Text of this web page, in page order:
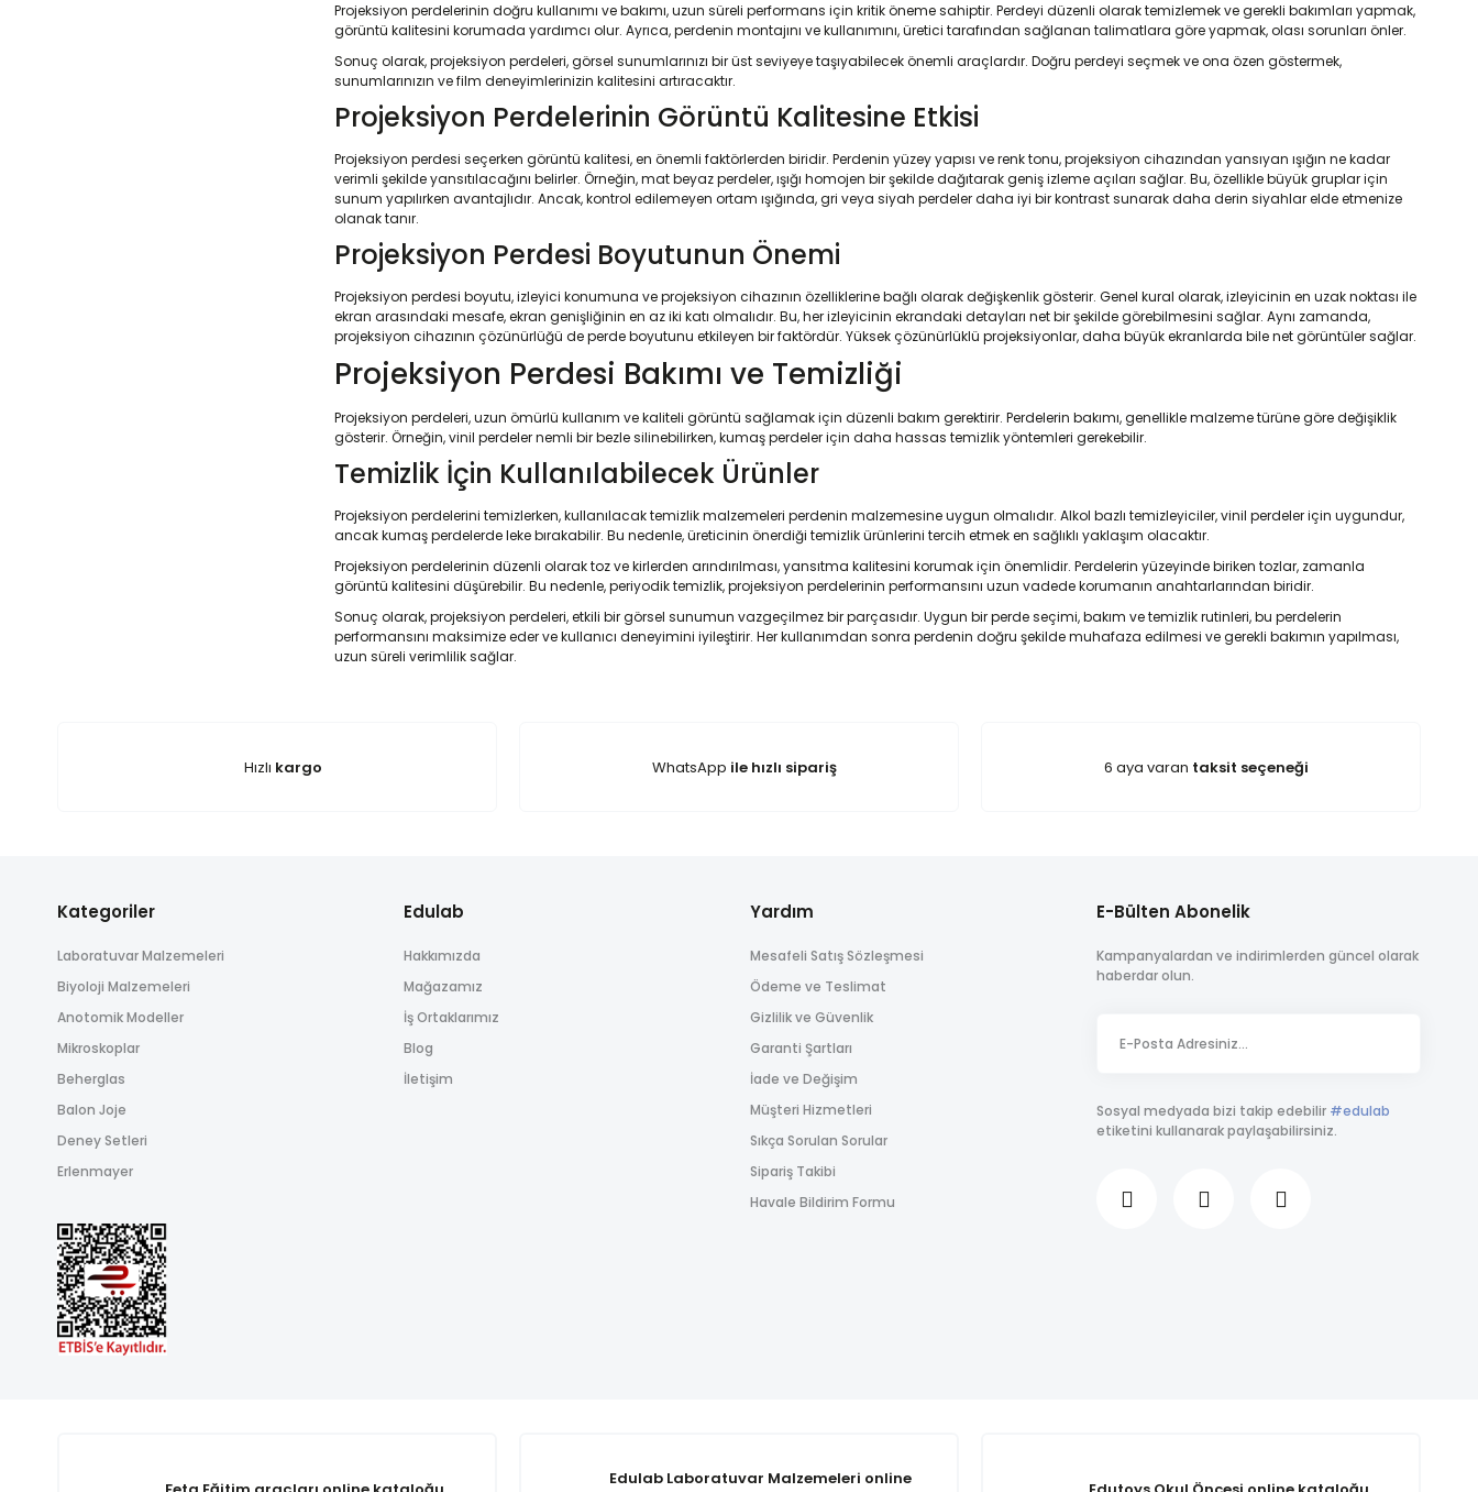
Projeksiyon perdelerinin doğru kullanımı ve bakımı, uzun süreli performans için kritik öneme sahiptir. Perdeyi düzenli olarak temizlemek ve gerekli bakımları yapmak,
görüntü kalitesini korumada yardımcı olur. Ayrıca, perdenin montajını ve kullanımını, üretici tarafından sağlanan talimatlara göre yapmak, olası sorunları önler.
Sonuç olarak, projeksiyon perdeleri, görsel sunumlarınızı bir üst seviyeye taşıyabilecek önemli araçlardır. Doğru perdeyi seçmek ve ona özen göstermek,
sunumlarınızın ve film deneyimlerinizin kalitesini artıracaktır.
Projeksiyon Perdelerinin Görüntü Kalitesine Etkisi
Projeksiyon perdesi seçerken görüntü kalitesi, en önemli faktörlerden biridir. Perdenin yüzey yapısı ve renk tonu, projeksiyon cihazından yansıyan ışığın ne kadar
verimli şekilde yansıtılacağını belirler. Örneğin, mat beyaz perdeler, ışığı homojen bir şekilde dağıtarak geniş izleme açıları sağlar. Bu, özellikle büyük gruplar için
sunum yapılırken avantajlıdır. Ancak, kontrol edilemeyen ortam ışığında, gri veya siyah perdeler daha iyi bir kontrast sunarak daha derin siyahlar elde etmenize
olanak tanır.
Projeksiyon Perdesi Boyutunun Önemi
Projeksiyon perdesi boyutu, izleyici konumuna ve projeksiyon cihazının özelliklerine bağlı olarak değişkenlik gösterir. Genel kural olarak, izleyicinin en uzak noktası ile
ekran arasındaki mesafe, ekran genişliğinin en az iki katı olmalıdır. Bu, her izleyicinin ekrandaki detayları net bir şekilde görebilmesini sağlar. Aynı zamanda,
projeksiyon cihazının çözünürlüğü de perde boyutunu etkileyen bir faktördür. Yüksek çözünürlüklü projeksiyonlar, daha büyük ekranlarda bile net görüntüler sağlar.
Projeksiyon Perdesi Bakımı ve Temizliği
Projeksiyon perdeleri, uzun ömürlü kullanım ve kaliteli görüntü sağlamak için düzenli bakım gerektirir. Perdelerin bakımı, genellikle malzeme türüne göre değişiklik
gösterir. Örneğin, vinil perdeler nemli bir bezle silinebilirken, kumaş perdeler için daha hassas temizlik yöntemleri gerekebilir.
Temizlik İçin Kullanılabilecek Ürünler
Projeksiyon perdelerini temizlerken, kullanılacak temizlik malzemeleri perdenin malzemesine uygun olmalıdır. Alkol bazlı temizleyiciler, vinil perdeler için uygundur,
ancak kumaş perdelerde leke bırakabilir. Bu nedenle, üreticinin önerdiği temizlik ürünlerini tercih etmek en sağlıklı yaklaşım olacaktır.
Projeksiyon perdelerinin düzenli olarak toz ve kirlerden arındırılması, yansıtma kalitesini korumak için önemlidir. Perdelerin yüzeyinde biriken tozlar, zamanla
görüntü kalitesini düşürebilir. Bu nedenle, periyodik temizlik, projeksiyon perdelerinin performansını uzun vadede korumanın anahtarlarından biridir.
Sonuç olarak, projeksiyon perdeleri, etkili bir görsel sunumun vazgeçilmez bir parçasıdır. Uygun bir perde seçimi, bakım ve temizlik rutinleri, bu perdelerin
performansını maksimize eder ve kullanıcı deneyimini iyileştirir. Her kullanımdan sonra perdenin doğru şekilde muhafaza edilmesi ve gerekli bakımın yapılması,
uzun süreli verimlilik sağlar.
Hızlı kargo WhatsApp ile hızlı sipariş 6 aya varan taksit seçeneği
Kategoriler
Laboratuvar Malzemeleri
Biyoloji Malzemeleri
Anotomik Modeller
Mikroskoplar
Beherglas
Balon Joje
Deney Setleri
Erlenmayer
Edulab
Hakkımızda
Mağazamız
İş Ortaklarımız
Blog
İletişim
Yardım
Mesafeli Satış Sözleşmesi
Ödeme ve Teslimat
Gizlilik ve Güvenlik
Garanti Şartları
İade ve Değişim
Müşteri Hizmetleri
Sıkça Sorulan Sorular
Sipariş Takibi
Havale Bildirim Formu
E-Bülten Abonelik
Kampanyalardan ve indirimlerden güncel olarak
haberdar olun.
Sosyal medyada bizi takip edebilir #edulab
etiketini kullanarak paylaşabilirsiniz.
Edulab Laboratuvar Malzemeleri online